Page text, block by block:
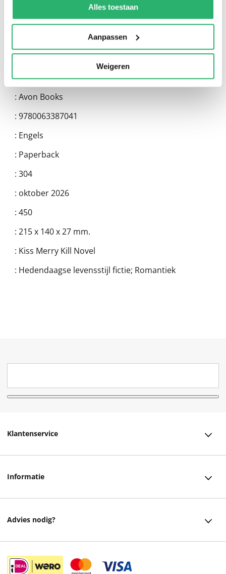
kunnen ontvangen en verwerken.
Alles toestaan
Aanpassen
Weigeren
:Ally Carter
: Avon Books
: 9780063387041
: Engels
: Paperback
: 304
: oktober 2026
: 450
: 215 x 140 x 27 mm.
: Kiss Merry Kill Novel
: Hedendaagse levensstijl fictie; Romantiek
Klantenservice
Retourneren
Informatie
Advies nodig?
Instagram